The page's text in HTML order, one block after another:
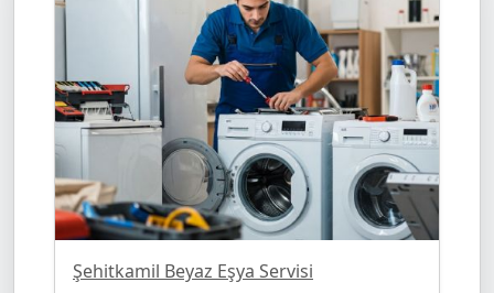
Şehitkamil Beyaz Eşya Servisi